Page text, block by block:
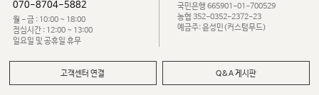
070-8704-5882
월 - 금 : 10:00 ~ 18:00
점심시간 : 12:00 ~ 13:00
일요일 및 공휴일 휴무
국민은행 665901-01-700529
농협 352-0352-2372-23
예금주: 윤성민(커스텀무드)
고객센터 연결 Q&A 게시판